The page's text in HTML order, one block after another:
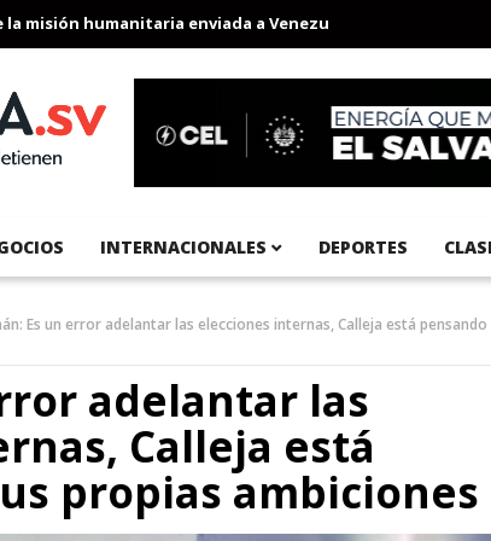
humanitaria enviada a Venezuela Aeropuerto
INTERNACIONALES DEPORTES
Es un error adelantar las elecciones internas, Calleja está pensando
adelantar las
Calleja está
propias ambiciones